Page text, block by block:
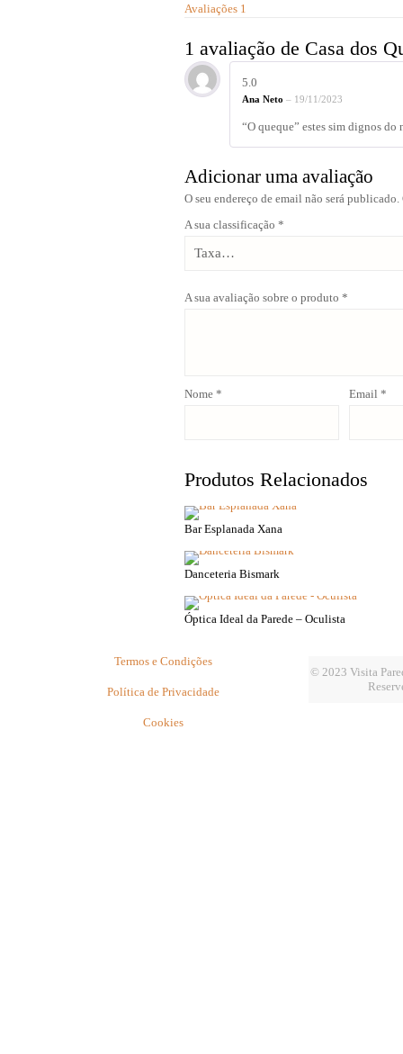
Avaliações 1
1 avaliação de Casa dos
5.0
Ana Neto – 19/11/2023
“O queque” estes sim dignos do
Adicionar uma avaliação
O seu endereço de email não será publicado.
A sua classificação *
A sua avaliação sobre o produto *
Nome * Email*
Produtos Relacionados
Bar Esplanada Xana
Danceteria Bismark
Óptica Ideal da Parede – Oculista
Termos e Condições
Política de Privacidade
Cookies
© 2023 Visita